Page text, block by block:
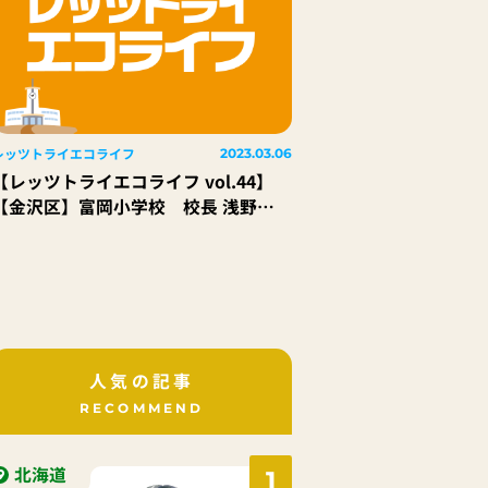
ッツトライエコライフ 2023.03.06
レッツトライエコライフ vol.44】
金沢区】富岡小学校 校長 浅野
人気の記事
RECOMMEND
1
北海道